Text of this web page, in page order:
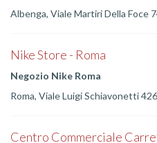
Albenga, Viale Martiri Della Foce
Nike Store - Roma
Negozio Nike Roma
Roma, Viale Luigi Schiavonetti
Centro Commerciale